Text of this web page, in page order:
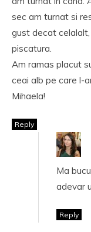
sec am turnat si
gust decat
piscatura.
Am ramas placut
ceai alb pe care l-
Mihaela!
Reply
Ma
adevar
Reply